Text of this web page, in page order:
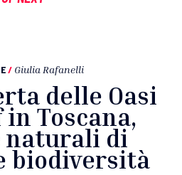
/ Giulia Rafanelli
delle Oasi
Toscana,
naturali di
biodiversità